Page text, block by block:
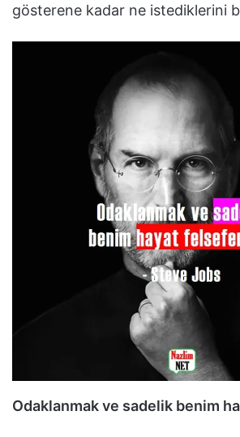
gösterene kadar ne istediklerini
Odaklanmak ve sadelik benim